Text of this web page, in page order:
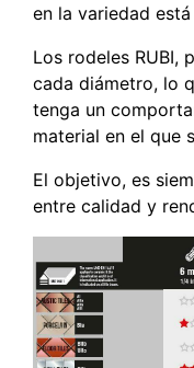
en la variedad
Los rodeles RUBI,
cada diámetro, lo
tenga un
material en el que
El objetivo, es
entre calidad y